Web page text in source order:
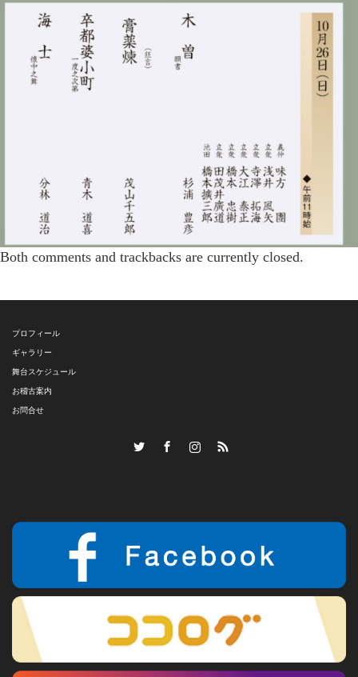
Both comments and trackbacks are currently closed.
プロフィール
ギャラリー
舞台スケジュール
お稽古案内
お問合せ
Instagram
RSS